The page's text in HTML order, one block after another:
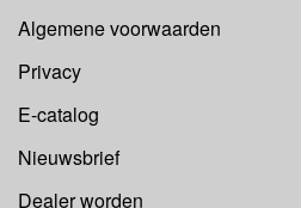
Algemene voorwaarden
Privacy
E-catalog
Nieuwsbrief
Dealer worden